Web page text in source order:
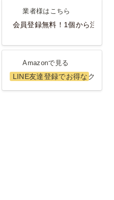
業者様はこちら
業者様はこちら
会員登録無料！1個から注文
Amazonで見る
Amazonで見る
LINE友達登録でお得なクーポ